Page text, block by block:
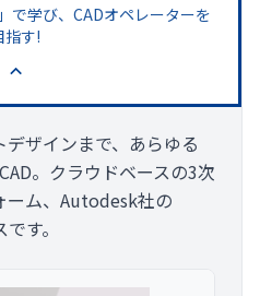
で学び、CADオペレーターを
指す!
ザインまで、あらゆる
。クラウドベースの3次
ーム、Autodesk社の
す。